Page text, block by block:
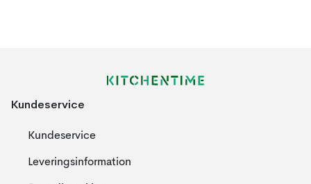
Kundeservice
Kundeservice
Leveringsinformation